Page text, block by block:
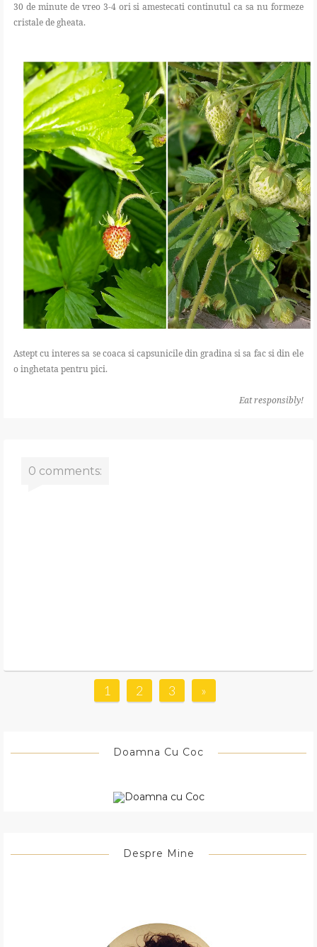
30 de minute de vreo 3-4 ori si amestecati continutul ca sa nu formeze
cristale de gheata.
Astept cu interes sa se coaca si capsunicile din gradina si sa fac si din ele
o inghetata pentru pici.
Eat responsibly!
0 comments:
1 2 3 »
Doamna Cu Coc
Despre Mine